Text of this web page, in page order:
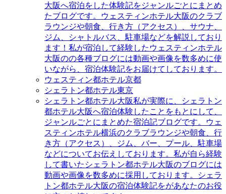
大阪へ宿泊をした体験記をジャンルごとにまとめ
たブログです。ウェスティンホテル大阪のクラブ
ラウンジや朝食、行き方（アクセス）、サウナ、
ジム、シャトルバス、駐車場などを解説しており
ます！私が宿泊して経験したウェスティンホテル
大阪のの各種ブログには動画や画像を数多めに使
いながら、宿泊体験記をお届けてしております。
ウェスティン都ホテル京都
シェラトン都ホテル東京
シェラトン都ホテル大阪私が実際に、シェラトン
都ホテル大阪へ宿泊体験したことをもとにして、
ジャンルごとにまとめた宿泊記ブログです。ウェ
スティンホテル横浜のクラブラウンジや朝食、行
き方（アクセス）、ジム、バー、プール、駐車場
などについてお伝えしております。私が自ら経験
して書いたシェラトン都ホテル大阪のブログには
動画や画像を数多めに採用しております。シェラ
トン都ホテル大阪の宿泊体験記をがあなたのお役